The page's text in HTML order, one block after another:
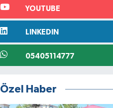
YOUTUBE
LINKEDIN
05405114777
Özel Haber